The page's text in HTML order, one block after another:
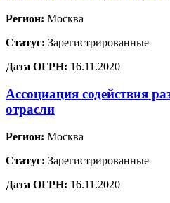
Регион: Москва
Статус: Зарегистрированные
Дата ОГРН: 16.11.2020
Ассоциация содействия
отрасли
Регион: Москва
Статус: Зарегистрированные
Дата ОГРН: 16.11.2020